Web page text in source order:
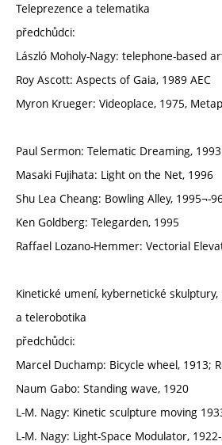
Teleprezence a telematika
předchůdci:
László Moholy-Nagy: telephone-based
Roy Ascott: Aspects of Gaia, 1989 AEC
Myron Krueger: Videoplace, 1975,
Paul Sermon: Telematic Dreaming, 1993
Masaki Fujihata: Light on the Net, 1996
Shu Lea Cheang: Bowling Alley, 1995¬-
Ken Goldberg: Telegarden, 1995
Raffael Lozano-Hemmer: Vectorial
Kinetické umení, kybernetické
a telerobotika
předchůdci:
Marcel Duchamp: Bicycle wheel, 1913;
Naum Gabo: Standing wave, 1920
L-M. Nagy: Kinetic sculpture moving
L-M. Nagy: Light-Space Modulator,